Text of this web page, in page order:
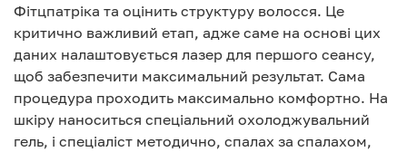
Фітцпатріка та оцінить структуру волосся. Це
критично важливий етап, адже саме на основі цих
даних налаштовується лазер для першого сеансу,
щоб забезпечити максимальний результат. Сама
процедура проходить максимально комфортно. На
шкіру наноситься спеціальний охолоджувальний
гель, і спеціаліст методично, спалах за спалахом,